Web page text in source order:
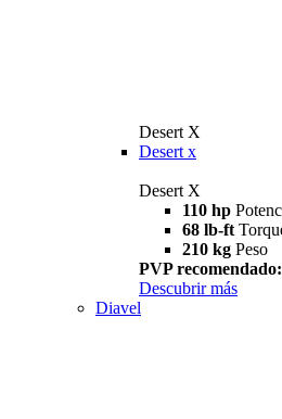
Desert X
Desert x
Desert X
110 hp
68 lb-ft
210 kg Peso
PVP
Descubrir más
Diavel